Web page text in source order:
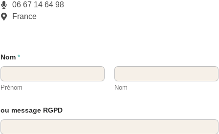
06 67 14 64 98
France
Nom *
Prénom Nom
ou message RGPD